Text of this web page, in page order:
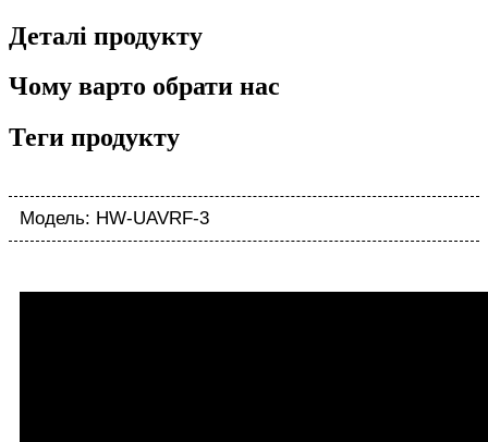
Деталі продукту
Чому варто обрати нас
Теги продукту
Модель: HW-UAVRF-3